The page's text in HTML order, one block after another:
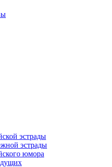
эстрады
эстрады
юмора